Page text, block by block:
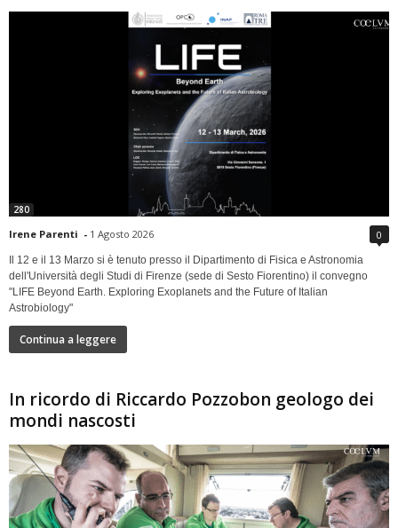
280
Irene Parenti - 1 Agosto 2026 0
Il 12 e il 13 Marzo si è tenuto presso il Dipartimento di Fisica e Astronomia
dell'Università degli Studi di Firenze (sede di Sesto Fiorentino) il convegno
"LIFE Beyond Earth. Exploring Exoplanets and the Future of Italian
Astrobiology"
Continua a leggere
In ricordo di Riccardo Pozzobon geologo dei
mondi nascosti